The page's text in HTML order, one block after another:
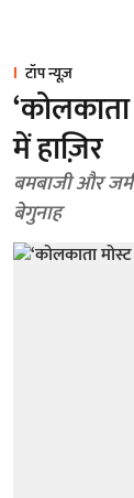
टॉप न्यूज़
में हाज़िर
बमबाजी और
बेगुनाह